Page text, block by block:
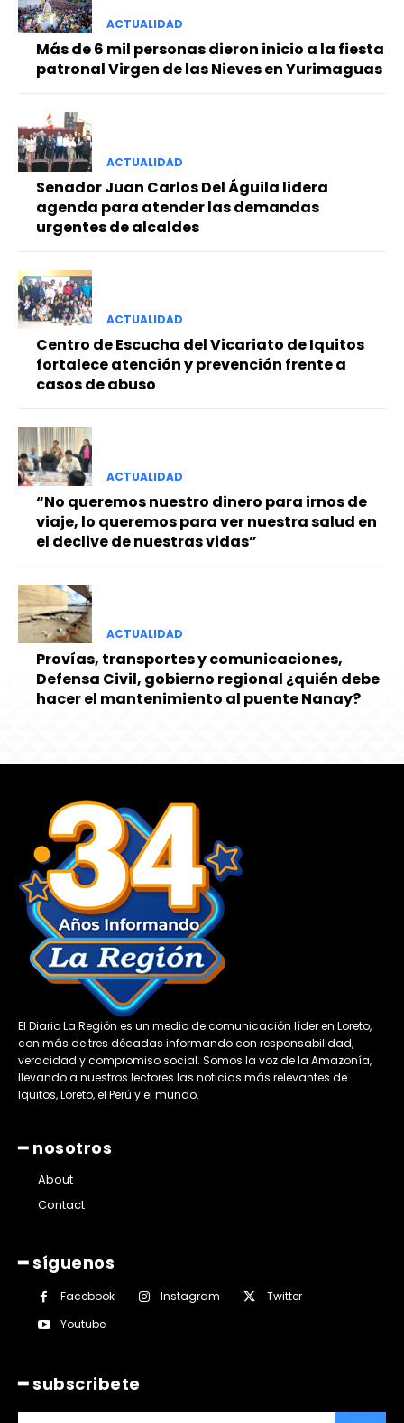
ACTUALIDAD
Más de 6 mil personas dieron inicio a la fiesta
patronal Virgen de las Nieves en Yurimaguas
ACTUALIDAD
Senador Juan Carlos Del Águila lidera
agenda para atender las demandas
urgentes de alcaldes
ACTUALIDAD
Centro de Escucha del Vicariato de Iquitos
fortalece atención y prevención frente a
casos de abuso
ACTUALIDAD
“No queremos nuestro dinero para irnos de
viaje, lo queremos para ver nuestra salud en
el declive de nuestras vidas”
ACTUALIDAD
Provías, transportes y comunicaciones,
Defensa Civil, gobierno regional ¿quién debe
hacer el mantenimiento al puente Nanay?
El Diario La Región es un medio de comunicación líder en Loreto,
con más de tres décadas informando con responsabilidad,
veracidad y compromiso social. Somos la voz de la Amazonía,
llevando a nuestros lectores las noticias más relevantes de
Iquitos, Loreto, el Perú y el mundo.
━ nosotros
About
Contact
━ síguenos
Facebook Instagram
Twitter
Youtube
━ subscribete